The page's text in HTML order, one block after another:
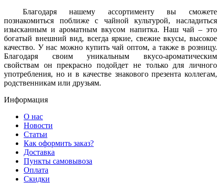
Благодаря нашему ассортименту вы сможете
познакомиться поближе с чайной культурой, насладиться
изысканным и ароматным вкусом напитка. Наш чай – это
богатый внешний вид, всегда яркие, свежие вкусы, высокое
качество. У нас можно купить чай оптом, а также в розницу.
Благодаря своим уникальным вкусо-ароматическим
свойствам он прекрасно подойдет не только для личного
употребления, но и в качестве знакового презента коллегам,
родственникам или друзьям.
Информация
О нас
Новости
Статьи
Как оформить заказ?
Доставка
Пункты самовывоза
Оплата
Скидки